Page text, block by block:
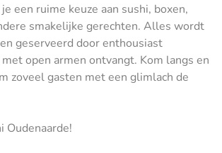
een ruime keuze aan sushi, boxen,
smakelijke gerechten. Alles wordt
geserveerd door enthousiast
open armen ontvangt. Kom langs en
zoveel gasten met een glimlach de
Oudenaarde!